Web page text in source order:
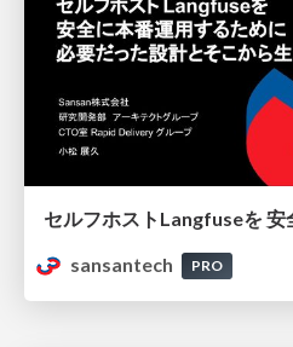
sansantech
PRO